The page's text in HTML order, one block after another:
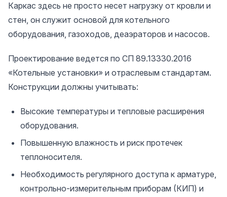
Каркас здесь не просто несет нагрузку от кровли и
стен, он служит основой для котельного
оборудования, газоходов, деаэраторов и насосов.
Проектирование ведется по СП 89.13330.2016
«Котельные установки» и отраслевым стандартам.
Конструкции должны учитывать:
Высокие температуры и тепловые расширения
оборудования.
Повышенную влажность и риск протечек
теплоносителя.
Необходимость регулярного доступа к арматуре,
контрольно-измерительным приборам (КИП) и